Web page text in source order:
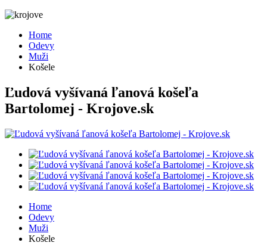
Home
Odevy
Muži
Košele
Ľudová vyšívaná ľanová košeľa
Bartolomej - Krojove.sk
Home
Odevy
Muži
Košele